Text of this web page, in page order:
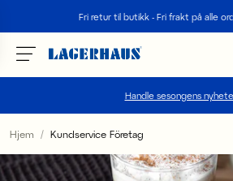
Fri retur til butikk - Fri frakt på alle
Handle sesongens
velg språk / valuta
DK / EUR
Hjem Kundservice Företag